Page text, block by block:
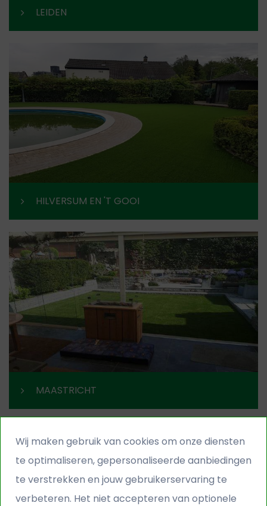
Wij maken gebruik van cookies om onze diensten
te optimaliseren, gepersonaliseerde aanbiedingen
te verstrekken en jouw gebruikerservaring te
verbeteren. Het niet accepteren van optionele
LEIDEN
HILVERSUM EN 'T GOOI
MAASTRICHT